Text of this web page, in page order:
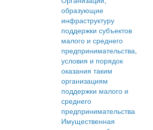
образующие
инфраструктуру
поддержки субъектов
малого и среднего
предпринимательства,
условия и порядок
оказания таким
организациям
поддержки малого и
среднего
предпринимательства
Имущественная